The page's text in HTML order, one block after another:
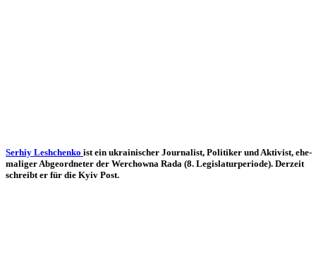
Serhiy Lesh­chenko ist ein ukrai­ni­scher Jour­na­list, Poli­ti­ker und Akti­vist, ehe­
ma­li­ger Abge­ord­ne­ter der Wer­chowna Rada (8. Legis­la­tur­pe­ri­ode). Derzeit
schreibt er für die Kyiv Post.